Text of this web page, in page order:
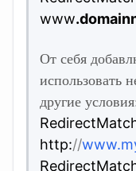
www
От себя
использовать
другие
http://